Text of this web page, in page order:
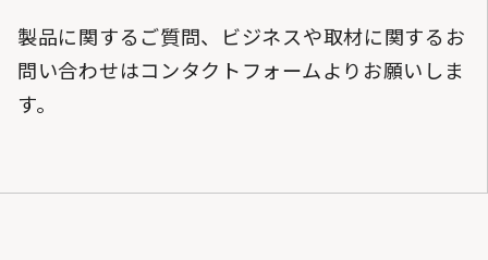
製品に関するご質問、ビジネスや取材に関するお
問い合わせはコンタクトフォームよりお願いしま
す。